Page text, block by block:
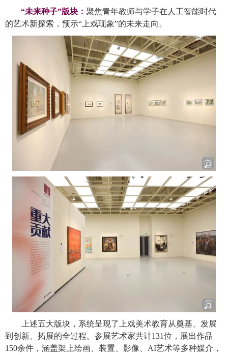
“未来种子”版块： 聚焦青年教师与学子在人工智能时代
的艺术新探索，预示“ 上戏现象”的未来走向。
上述五大版块，系统呈现了上戏美术教育从奠基、发展
到创新、拓展的全过程。参展艺术家共计131位，展出作品
150余件，涵盖架上绘画、装置、影像、 AI艺术等多种媒介，